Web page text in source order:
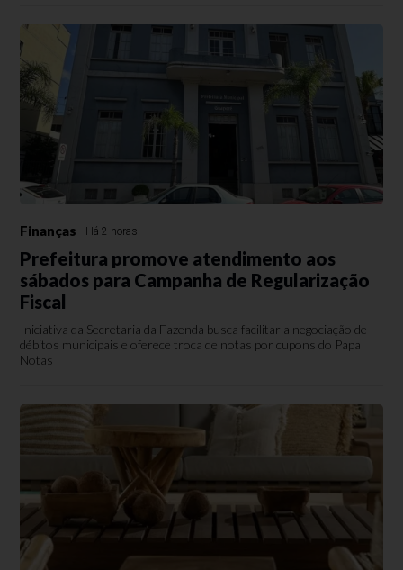
Finanças Há 2 horas
Prefeitura promove atendimento aos
sábados para Campanha de Regularização
Fiscal
Iniciativa da Secretaria da Fazenda busca facilitar a negociação de
débitos municipais e oferece troca de notas por cupons do Papa
Notas